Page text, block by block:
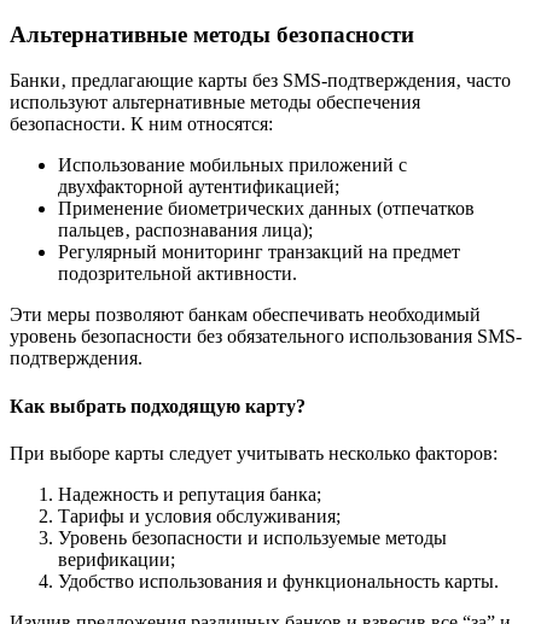
Альтернативные методы безопасности
Банки‚ предлагающие карты без SMS-подтверждения‚ часто
используют альтернативные методы обеспечения
безопасности. К ним относятся:
Использование мобильных приложений с
двухфакторной аутентификацией;
Применение биометрических данных (отпечатков
пальцев‚ распознавания лица);
Регулярный мониторинг транзакций на предмет
подозрительной активности.
Эти меры позволяют банкам обеспечивать необходимый
уровень безопасности без обязательного использования SMS-
подтверждения.
Как выбрать подходящую карту?
При выборе карты следует учитывать несколько факторов:
Надежность и репутация банка;
Тарифы и условия обслуживания;
Уровень безопасности и используемые методы
верификации;
Удобство использования и функциональность карты.